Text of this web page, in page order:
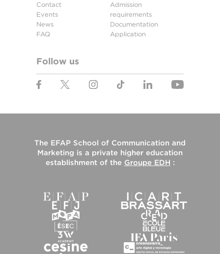
Contact
Events
News
FAQ
Admission
requirements
Documentation
Application
Follow us
The EFAP School of Communication and
Marketing is a private higher education
establishment of the Groupe EDH :